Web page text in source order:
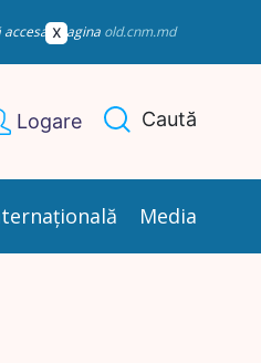
pagina old.cnm.md
Logare Caută
Media